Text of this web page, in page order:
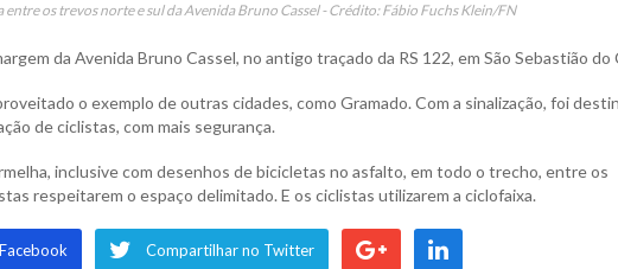
entre os trevos norte e sul da Avenida Bruno Cassel - Crédito: Fábio Fuchs Klein/FN
da Avenida Bruno Cassel, no antigo traçado da RS 122, em São Sebastião do
o exemplo de outras cidades, como Gramado. Com a sinalização, foi
de ciclistas, com mais segurança.
inclusive com desenhos de bicicletas no asfalto, em todo o trecho, entre os
respeitarem o espaço delimitado. E os ciclistas utilizarem a ciclofaixa.
Compartilhar no Twitter